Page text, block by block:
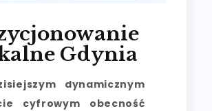
Gdynia
dynamicznym
cyfrowym obecność